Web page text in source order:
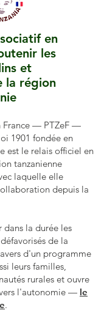
en
les
et
la région
France — PTZeF —
1901 fondée en
est le relais officiel en
tanzanienne
laquelle elle
depuis la
dans la durée les
de la
d'un programme
leurs familles,
rurales et ouvre
l'autonomie — le
.